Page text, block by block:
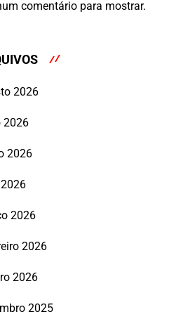
comentário para mostrar.
2026
2026
2026
2026
2026
2026
2025